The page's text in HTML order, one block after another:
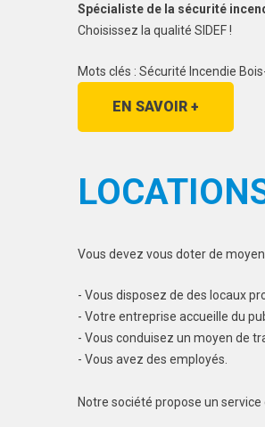
Spécialiste de la sécurité
Choisissez la qualité SIDEF !
Mots clés : Sécurité Incendie
EN SAVOIR +
Vous devez vous doter de
- Vous disposez de des locaux
- Votre entreprise accueille du
- Vous conduisez un moyen de
- Vous avez des employés.
Notre société propose un